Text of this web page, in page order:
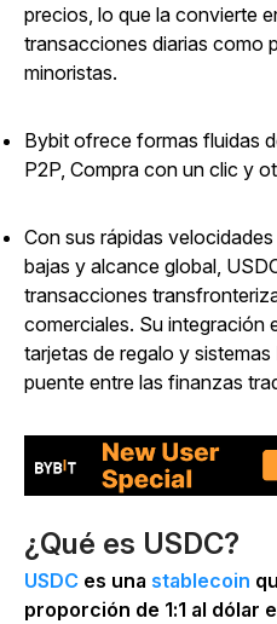
precios, lo que la convierte
transacciones diarias como
minoristas.
Bybit ofrece formas fluidas
P2P, Compra con un clic y
Con sus rápidas
bajas y alcance global,
transacciones
comerciales. Su integración
tarjetas de regalo y
puente entre las finanzas
¿Qué es USDC?
USDC es una stablecoin
proporción de 1:1 al dólar